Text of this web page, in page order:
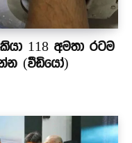
118 අමතා රටම
(වීඩියෝ)